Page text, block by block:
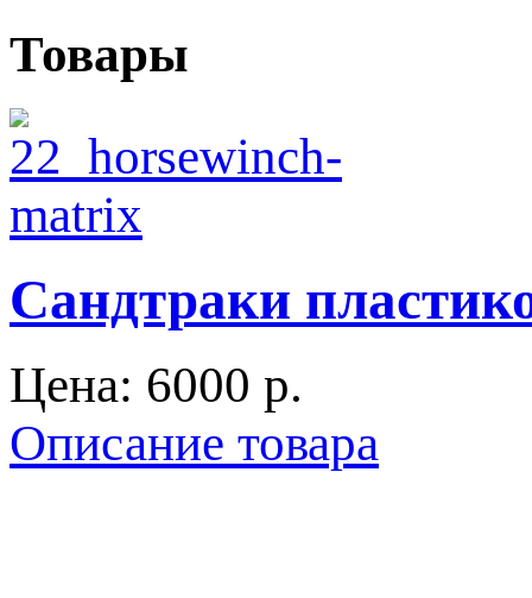
Товары
Сандтраки
Цена: 6000 p.
Описание товара